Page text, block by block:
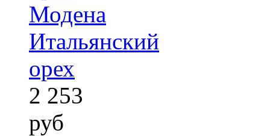
Модена
Итальянский
орех
2 253
руб